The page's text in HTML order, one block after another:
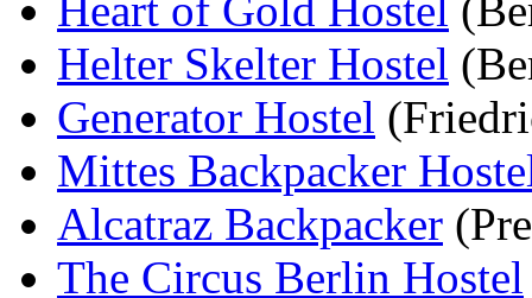
Helter Skelter Hostel
Generator Hostel
Mittes Backpacker
Alcatraz Backpacker
The Circus Berlin Hostel